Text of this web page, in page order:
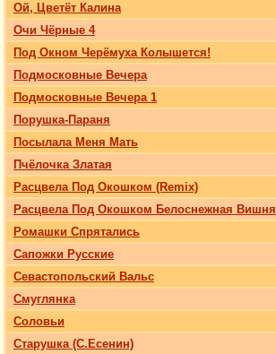
Ой, Цветёт Калина
Очи Чёрные 4
Под Окном Черёмуха Колышется!
Подмосковные Вечера
Подмосковные Вечера 1
Порушка-Параня
Посылала Меня Мать
Пчёлочка Златая
Расцвела Под Окошком (Remix)
Расцвела Под Окошком Белоснежная Вишня
Ромашки Спрятались
Сапожки Русские
Севастопольский Вальс
Смуглянка
Соловьи
Старушка (С.Есенин)